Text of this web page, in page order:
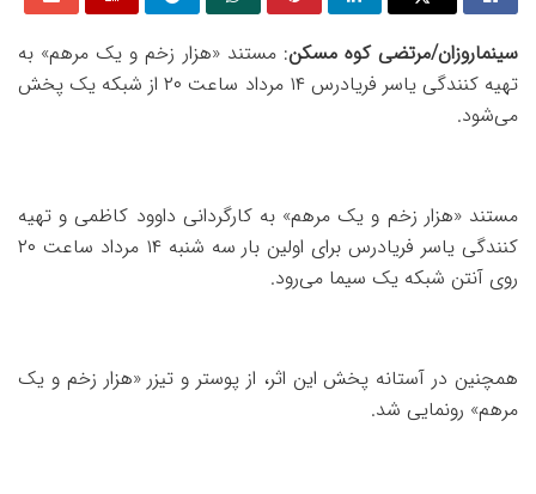
سینماروزان/مرتضی کوه مسکن: مستند «هزار زخم و یک مرهم» به
تهیه کنندگی یاسر فریادرس ۱۴ مرداد ساعت ۲۰ از شبکه یک پخش
می‌شود.
مستند «هزار زخم و یک مرهم» به کارگردانی داوود کاظمی و تهیه
کنندگی یاسر فریادرس برای اولین بار سه شنبه ۱۴ مرداد ساعت ۲۰
روی آنتن شبکه یک سیما می‌رود.
همچنین در آستانه پخش این اثر، از پوستر و تیزر «هزار زخم و یک
مرهم» رونمایی شد.